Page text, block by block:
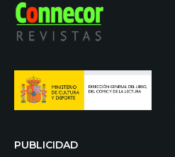
PUBLICIDAD